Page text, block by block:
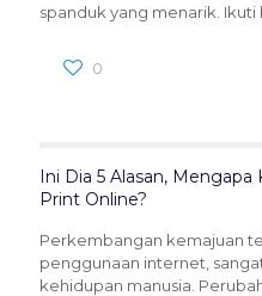
spanduk yang menarik.
0
Ini Dia 5 Alasan,
Print Online?
Perkembangan kemajuan
penggunaan internet,
kehidupan manusia.